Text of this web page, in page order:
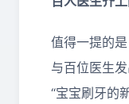
值得一提的
与百位医生
“宝宝刷牙的